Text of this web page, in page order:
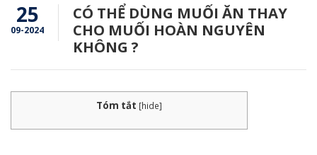
25
09-2024
CÓ THỂ DÙNG MUỐI ĂN THAY
CHO MUỐI HOÀN NGUYÊN
KHÔNG ?
Tóm tắt [hide]